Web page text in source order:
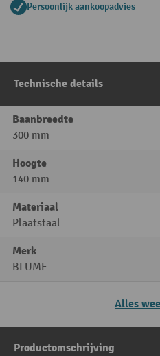
Persoonlijk aankoopadvies
Technische details
Baanbreedte
300 mm
Hoogte
140 mm
Materiaal
Plaatstaal
Merk
BLUME
Alles
Productomschrijving